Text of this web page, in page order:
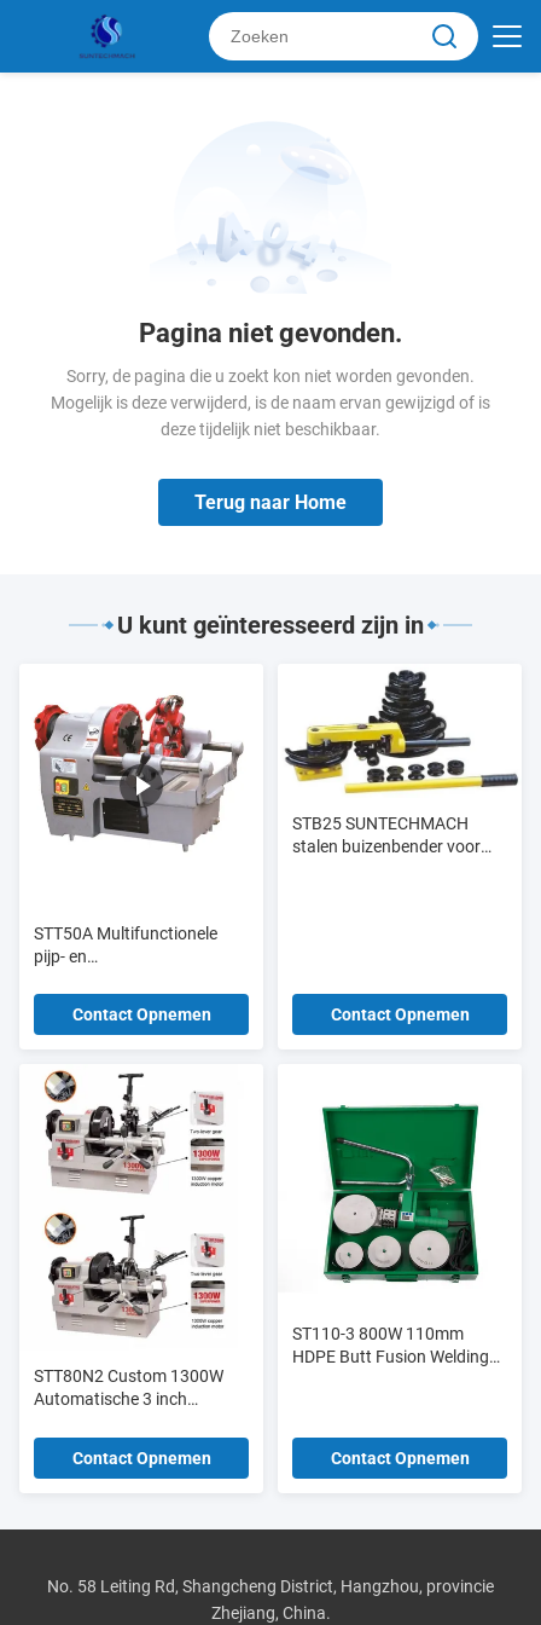
Pagina niet gevonden.
Sorry, de pagina die u zoekt kon niet worden gevonden.
Mogelijk is deze verwijderd, is de naam ervan gewijzigd of is
deze tijdelijk niet beschikbaar.
Terug naar Home
U kunt geïnteresseerd zijn in
STT50A Multifunctionele
pijp- en
en M33
Contact Opnemen
STB25 SUNTECHMACH
stalen buizenbender voor
Contact Opnemen
STT80N2 Custom 1300W
Automatische 3 inch
pijptreader
Contact Opnemen
ST110-3 800W 110mm
HDPE Butt Fusion Welding
Contact Opnemen
No. 58 Leiting Rd, Shangcheng District, Hangzhou, provincie
Zhejiang, China.